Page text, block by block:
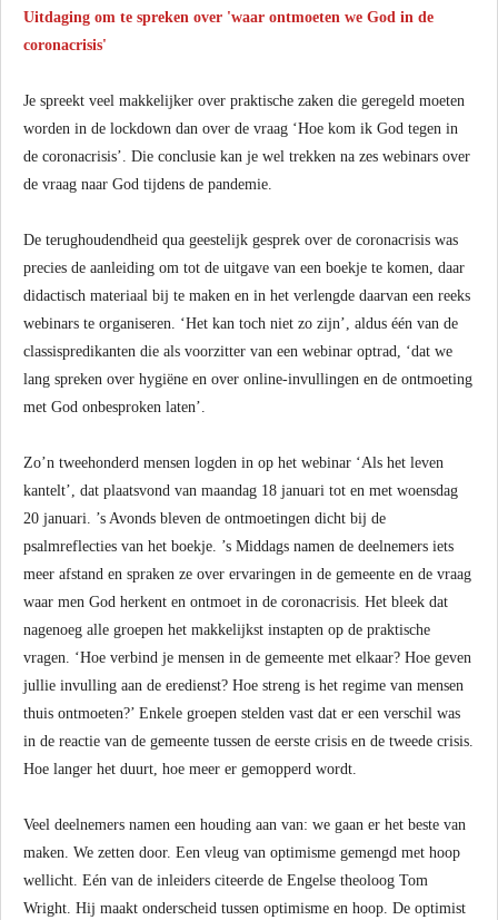
Uitdaging om te spreken over 'waar ontmoeten we God in de
coronacrisis'
Je spreekt veel makkelijker over praktische zaken die geregeld moeten
worden in de lockdown dan over de vraag ‘Hoe kom ik God tegen in
de coronacrisis’. Die conclusie kan je wel trekken na zes webinars over
de vraag naar God tijdens de pandemie.
De terughoudendheid qua geestelijk gesprek over de coronacrisis was
precies de aanleiding om tot de uitgave van een boekje te komen, daar
didactisch materiaal bij te maken en in het verlengde daarvan een reeks
webinars te organiseren. ‘Het kan toch niet zo zijn’, aldus één van de
classispredikanten die als voorzitter van een webinar optrad, ‘dat we
lang spreken over hygiëne en over online-invullingen en de ontmoeting
met God onbesproken laten’.
Zo’n tweehonderd mensen logden in op het webinar ‘Als het leven
kantelt’, dat plaatsvond van maandag 18 januari tot en met woensdag
20 januari. ’s Avonds bleven de ontmoetingen dicht bij de
psalmreflecties van het boekje. ’s Middags namen de deelnemers iets
meer afstand en spraken ze over ervaringen in de gemeente en de vraag
waar men God herkent en ontmoet in de coronacrisis. Het bleek dat
nagenoeg alle groepen het makkelijkst instapten op de praktische
vragen. ‘Hoe verbind je mensen in de gemeente met elkaar? Hoe geven
jullie invulling aan de eredienst? Hoe streng is het regime van mensen
thuis ontmoeten?’ Enkele groepen stelden vast dat er een verschil was
in de reactie van de gemeente tussen de eerste crisis en de tweede crisis.
Hoe langer het duurt, hoe meer er gemopperd wordt.
Veel deelnemers namen een houding aan van: we gaan er het beste van
maken. We zetten door. Een vleug van optimisme gemengd met hoop
wellicht. Eén van de inleiders citeerde de Engelse theoloog Tom
Wright. Hij maakt onderscheid tussen optimisme en hoop. De optimist